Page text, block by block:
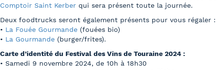
Comptoir Saint Kerber qui sera présent toute la journée.
Deux foodtrucks seront également présents pour vous régaler :
• La Fouée Gourmande (fouées bio)
• La Gourmande (burger/frites).
Carte d’identité du Festival des Vins de Touraine 2024 :
• Samedi 9 novembre 2024, de 10h à 18h30